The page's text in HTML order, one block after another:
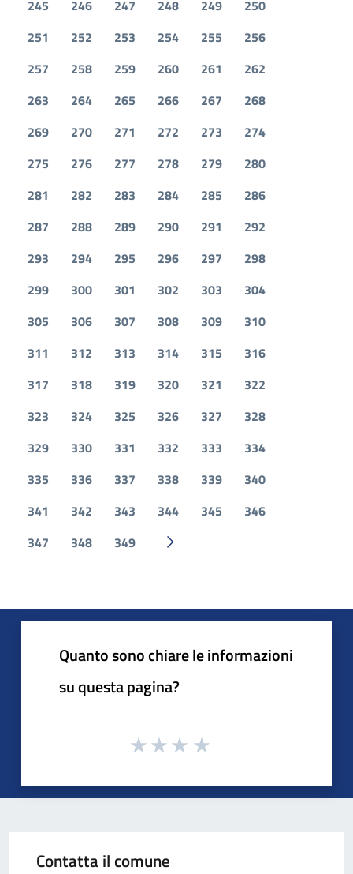
245 246 247 248 249
250
251
252 253 254 255
256
257
258 259 260 261
262
263
264 265 266 267
268
269
270 271 272 273
274
275
276 277 278 279
280
281
282 283 284 285
286
287
288 289 290 291
292
293
294 295 296 297
298
299
300 301 302 303
304
305
306 307 308 309
310
311
312 313 314 315
316
317
318 319 320 321
322
323
324 325 326 327
328
329
330 331 332 333
334
335
336 337 338 339
340
341
342 343 344 345
346
347
348 349 Pagina successiva
Quanto sono chiare le informazioni
su questa pagina?
Contatta il comune